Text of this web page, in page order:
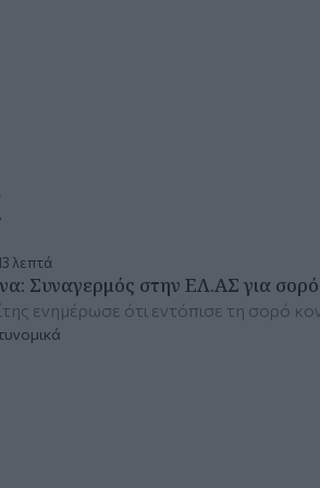
λεπτά
Συναγερμός στην ΕΛ.ΑΣ για
ενημέρωσε ότι εντόπισε τη σορό